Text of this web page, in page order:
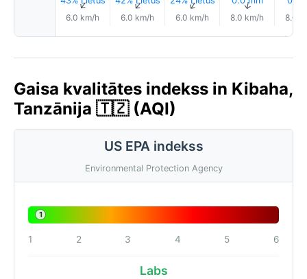
↑
6.0 km/h
↑
6.0 km/h
↑
6.0 km/h
↑
8.0 km/h 8.0
Gaisa kvalitātes indekss in Kibaha,
Tanzānija 🇹🇿 (AQI)
US EPA indekss
Environmental Protection Agency
1
1 2 3 4 5 6
Labs